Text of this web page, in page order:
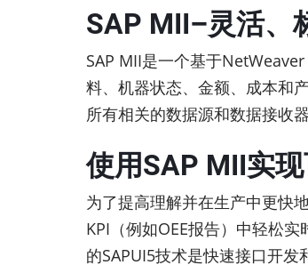
SAP MII–灵活、
SAP MII是一个基于
料、机器状态、金额、成本和
所有相关的数据源和数据接收
使用SAP MII实
为了提高理解并在生产中更快
KPI（例如OEE报告）中轻松
的SAPUI5技术是快速接口开发